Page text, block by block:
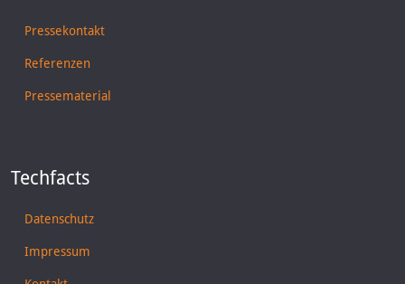
Pressekontakt
Referenzen
Pressematerial
Techfacts
Datenschutz
Impressum